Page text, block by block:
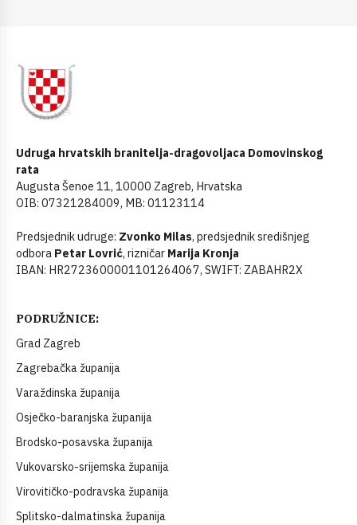
Udruga hrvatskih branitelja-dragovoljaca Domovinskog
rata
Augusta Šenoe 11, 10000 Zagreb, Hrvatska
OIB: 07321284009, MB: 01123114
Predsjednik udruge: Zvonko Milas, predsjednik središnjeg
odbora Petar Lovrić, rizničar Marija Kronja
IBAN: HR2723600001101264067, SWIFT: ZABAHR2X
PODRUŽNICE:
Grad Zagreb
Zagrebačka županija
Varaždinska županija
Osječko-baranjska županija
Brodsko-posavska županija
Vukovarsko-srijemska županija
Virovitičko-podravska županija
Splitsko-dalmatinska županija